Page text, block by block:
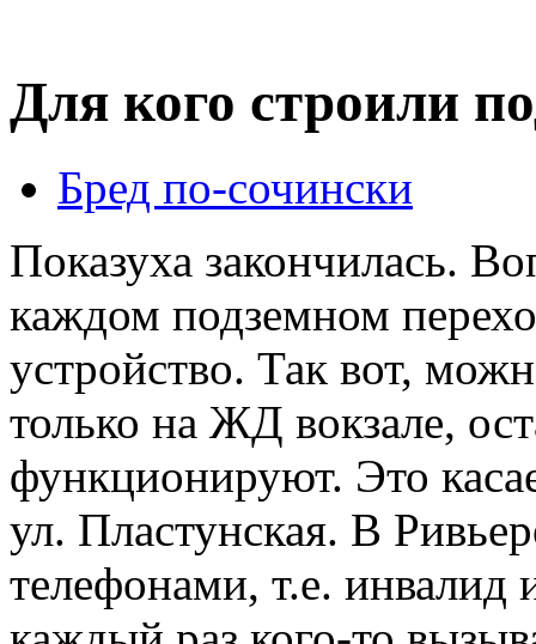
Для кого строили
Бред по-cочински
Показуха закончилась.
каждом подземном
устройство. Так вот,
только на ЖД вокзале,
функционируют. Это
ул. Пластунская. В
телефонами, т.е.